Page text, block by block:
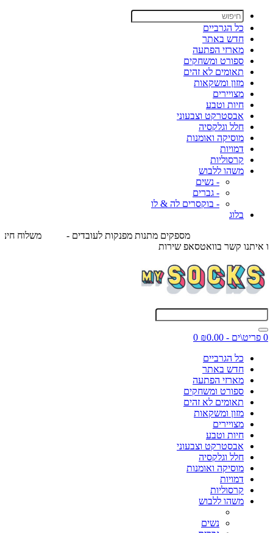
כל הגרביים
חדש באתר
מארזי הפתעה
ספורט ומשחקים
תאומים לא זהים
מזון ומשקאות
מצויירים
חיות וטבע
אבסטרקט וצבעוני
חלל וגלקסיה
מוסיקה ואומנות
דמויות
קרסוליות
משהו ללבוש
- נשים
- גברים
- בוקסרים לה & לו
בלוג
משלוח חינם לנק' איסוף בקניה מעל 89 ש"ח - אספקה עד 5 ימי עסקים
0 פריט\ים - ₪0.00
0
כל הגרביים
חדש באתר
מארזי הפתעה
ספורט ומשחקים
תאומים לא זהים
מזון ומשקאות
מצויירים
חיות וטבע
אבסטרקט וצבעוני
חלל וגלקסיה
מוסיקה ואומנות
דמויות
קרסוליות
משהו ללבוש
נשים